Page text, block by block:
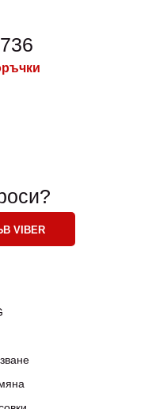
VIBER